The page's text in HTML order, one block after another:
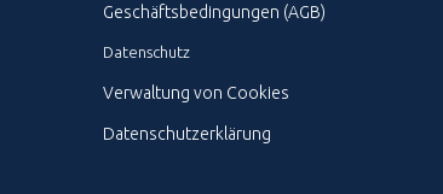
Geschäftsbedingungen (AGB)
Datenschutz
Verwaltung von Cookies
Datenschutzerklärung